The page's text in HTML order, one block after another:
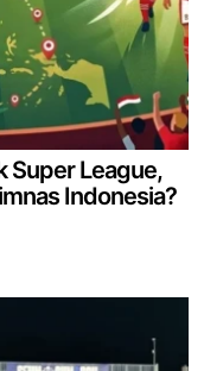
Super League,
Indonesia?